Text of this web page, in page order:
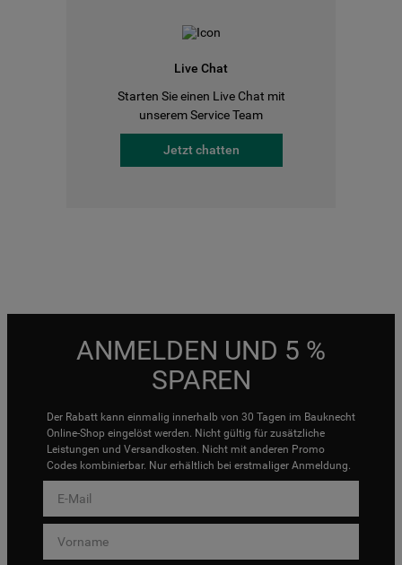
Live Chat
Starten Sie einen Live Chat mit
unserem Service Team
Jetzt chatten
ANMELDEN UND 5 %
SPAREN
Der Rabatt kann einmalig innerhalb von 30 Tagen im Bauknecht
Online-Shop eingelöst werden. Nicht gültig für zusätzliche
Leistungen und Versandkosten. Nicht mit anderen Promo
Codes kombinierbar. Nur erhältlich bei erstmaliger Anmeldung.